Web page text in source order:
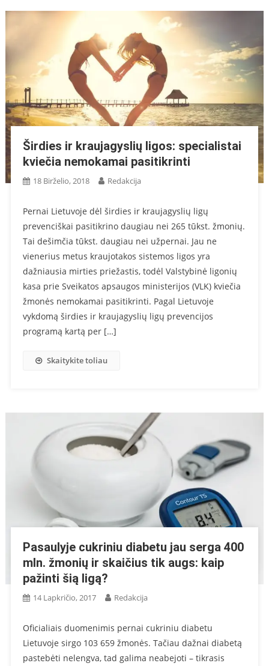
Širdies ir kraujagyslių ligos: specialistai
kviečia nemokamai pasitikrinti
18 Birželio, 2018 Redakcija
Pernai Lietuvoje dėl širdies ir kraujagyslių ligų
prevenciškai pasitikrino daugiau nei 265 tūkst. žmonių.
Tai dešimčia tūkst. daugiau nei užpernai. Jau ne
vienerius metus kraujotakos sistemos ligos yra
dažniausia mirties priežastis, todėl Valstybinė ligonių
kasa prie Sveikatos apsaugos ministerijos (VLK) kviečia
žmonės nemokamai pasitikrinti. Pagal Lietuvoje
vykdomą širdies ir kraujagyslių ligų prevencijos
programą kartą per […]
Skaitykite toliau
Pasaulyje cukriniu diabetu jau serga 400
mln. žmonių ir skaičius tik augs: kaip
pažinti šią ligą?
14 Lapkričio, 2017 Redakcija
Oficialiais duomenimis pernai cukriniu diabetu
Lietuvoje sirgo 103 659 žmonės. Tačiau dažnai diabetą
pastebėti nelengva, tad galima neabejoti – tikrasis